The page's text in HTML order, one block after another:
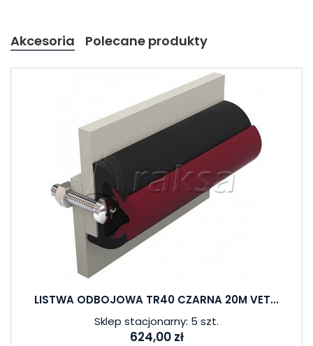
Akcesoria Polecane produkty
LISTWA ODBOJOWA TR40 CZARNA 20M VET...
Sklep stacjonarny: 5 szt.
624,00 zł